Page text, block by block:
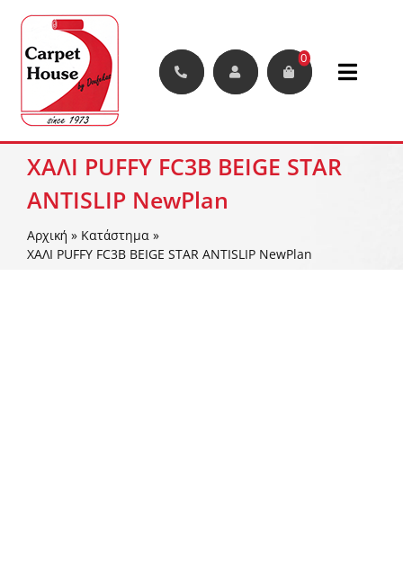
περιεχόμενο
0
Toggle
Μοκέτες
Διάδρομοι
ΧΑΛΙ PUFFY FC3B BEIGE STAR
ANTISLIP NewPlan
Αρχική » Κατάστημα »
ΧΑΛΙ PUFFY FC3B BEIGE STAR ANTISLIP NewPlan